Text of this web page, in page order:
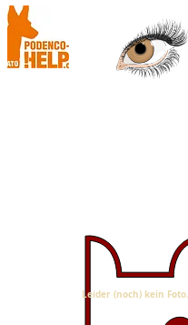
Leider (noch) kein